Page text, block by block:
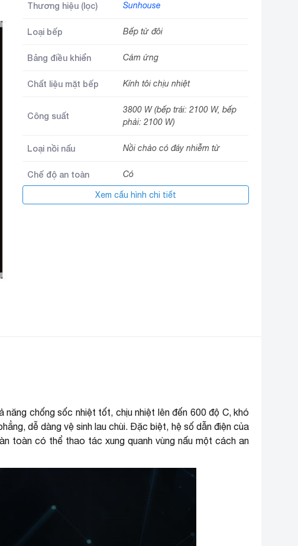
Thương hiệu (lọc) Sunhouse
Loại bếp Bếp từ đôi
Bảng điều khiển Cảm ứng
Chất liệu mặt bếp Kính tôi chịu nhiệt
Công suất
3800 W (bếp trái: 2100 W, bếp
phải: 2100 W)
Loại nồi nấu Nồi chảo có đáy nhiễm từ
Chế độ an toàn Có
Có
Xem cấu hình chi tiết
chống sốc nhiệt tốt, chịu nhiệt lên đến 600 độ C, khó
dễ dàng vệ sinh lau chùi. Đặc biệt, hệ số dẫn điện của
toàn có thể thao tác xung quanh vùng nấu một cách an